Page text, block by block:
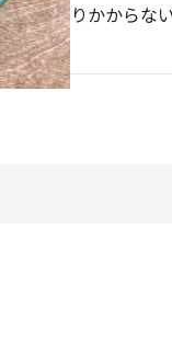
りかからな